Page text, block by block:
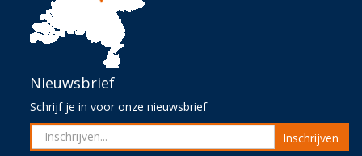
Nieuwsbrief
Schrijf je in voor onze nieuwsbrief
Inschrijven